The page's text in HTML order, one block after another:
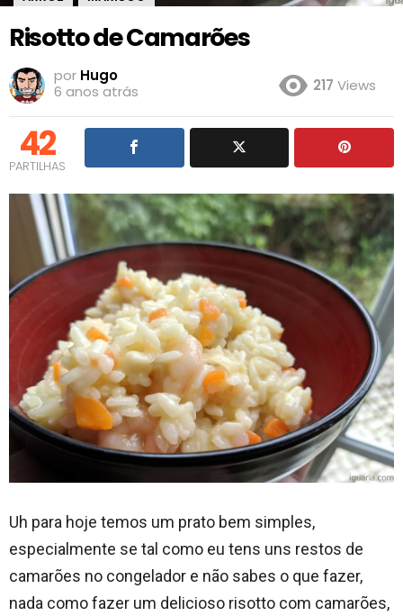
Risotto de Camarões
por Hugo
6 anos atrás
217 Views
42
PARTILHAS
Uh para hoje temos um prato bem simples,
especialmente se tal como eu tens uns restos de
camarões no congelador e não sabes o que fazer,
nada como fazer um delicioso risotto com camarões,